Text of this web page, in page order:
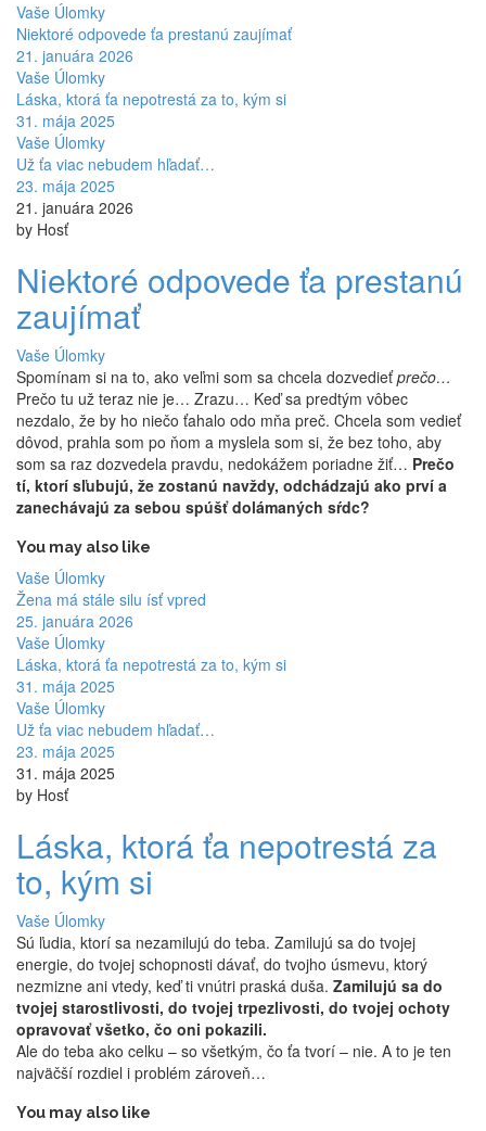
Vaše Úlomky
Niektoré odpovede ťa prestanú zaujímať
21. januára 2026
Vaše Úlomky
Láska, ktorá ťa nepotrestá za to, kým si
31. mája 2025
Vaše Úlomky
Už ťa viac nebudem hľadať…
23. mája 2025
21. januára 2026
by Hosť
Niektoré odpovede ťa prestanú
zaujímať
Vaše Úlomky
Spomínam si na to, ako veľmi som sa chcela dozvedieťprečo…
Prečo tu už teraz nie je… Zrazu… Keď sa predtým vôbec
nezdalo, že by ho niečo ťahalo odo mňa preč. Chcela som vedieť
dôvod, prahla som po ňom a myslela som si, že bez toho, aby
som sa raz dozvedela pravdu, nedokážem poriadne žiť… Prečo
tí, ktorí sľubujú, že zostanú navždy, odchádzajú ako prví a
zanechávajú za sebou spúšť dolámaných sŕdc?
You may also like
Vaše Úlomky
Žena má stále silu ísť vpred
25. januára 2026
Vaše Úlomky
Láska, ktorá ťa nepotrestá za to, kým si
31. mája 2025
Vaše Úlomky
Už ťa viac nebudem hľadať…
23. mája 2025
31. mája 2025
by Hosť
Láska, ktorá ťa nepotrestá za
to, kým si
Vaše Úlomky
Sú ľudia, ktorí sa nezamilujú do teba. Zamilujú sa do tvojej
energie, do tvojej schopnosti dávať, do tvojho úsmevu, ktorý
nezmizne ani vtedy, keď ti vnútri praská duša. Zamilujú sa do
tvojej starostlivosti, do tvojej trpezlivosti, do tvojej ochoty
opravovať všetko, čo oni pokazili.
Ale do teba ako celku – so všetkým, čo ťa tvorí – nie. A to je ten
najväčší rozdiel i problém zároveň…
You may also like